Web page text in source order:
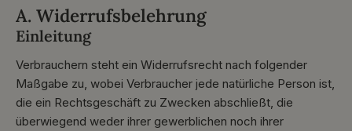
A. Widerrufsbelehrung
Einleitung
Verbrauchern steht ein Widerrufsrecht nach folgender
Maßgabe zu, wobei Verbraucher jede natürliche Person ist,
die ein Rechtsgeschäft zu Zwecken abschließt, die
überwiegend weder ihrer gewerblichen noch ihrer